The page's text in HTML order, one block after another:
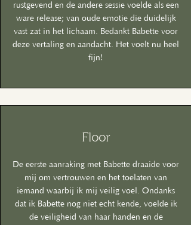
rustgevend en de andere sessie voelde als een
ware release; van oude emotie die duidelijk
vast zat in het lichaam. Bedankt Babette voor
deze vertaling en aandacht. Het voelt nu heel
fijn!
Floor
De eerste aanraking met Babette draaide voor
mij om vertrouwen en het toelaten van
iemand waarbij ik mij veilig voel. Ondanks
dat ik Babette nog niet echt kende, voelde ik
de veiligheid van haar handen en de